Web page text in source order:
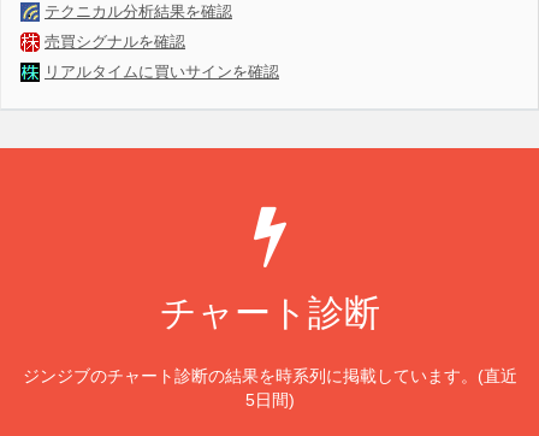
テクニカル分析結果を確認
売買シグナルを確認
リアルタイムに買いサインを確認
チャート診断
ジンジブのチャート診断の結果を時系列に掲載しています。(直近
5日間)